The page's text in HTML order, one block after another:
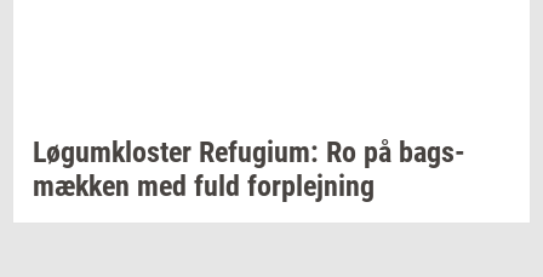
Løgum­klo­ster Re­fu­gi­um: Ro på bags­
mæk­ken med fuld for­plej­ning